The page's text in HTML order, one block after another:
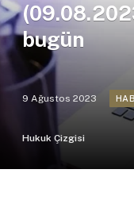
bugün
9 Ağustos 2023
Hukuk Çizgisi